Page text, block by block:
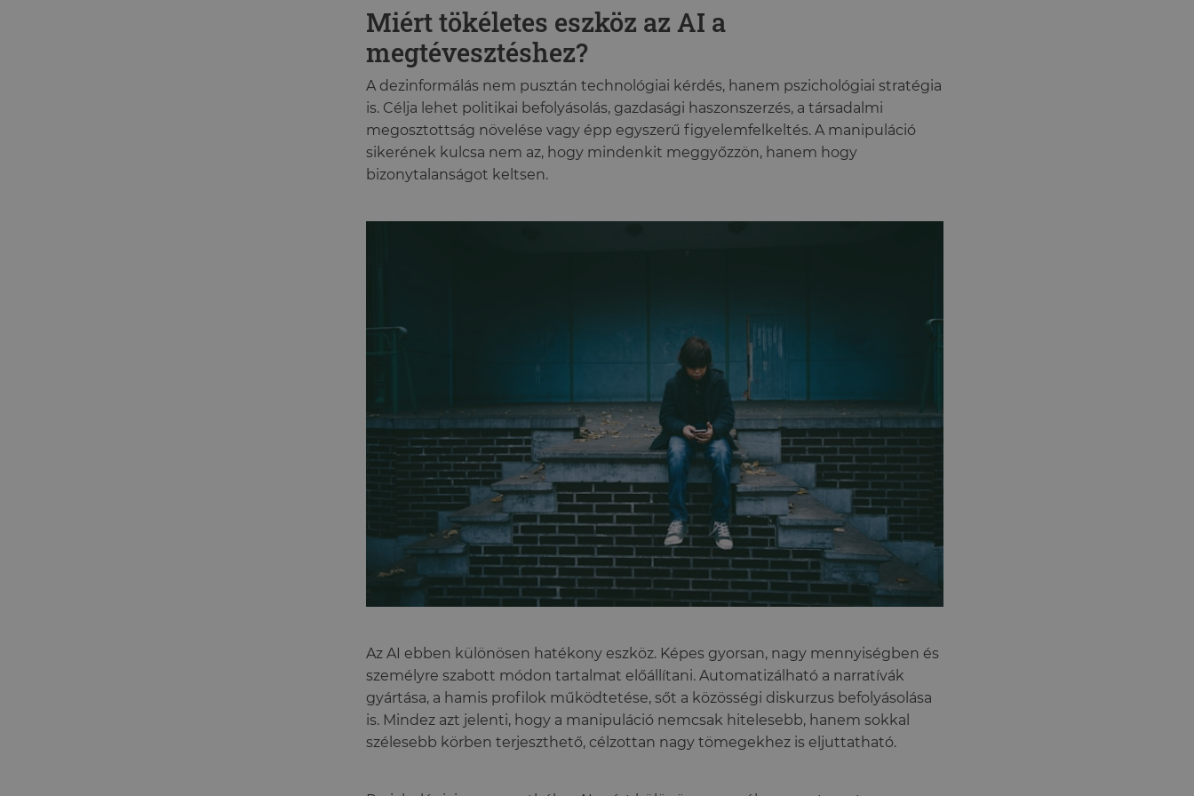
Miért tökéletes eszköz az AI a
megtévesztéshez?
A dezinformálás nem pusztán technológiai kérdés, hanem pszichológiai stratégia
is. Célja lehet politikai befolyásolás, gazdasági haszonszerzés, a társadalmi
megosztottság növelése vagy épp egyszerű figyelemfelkeltés. A manipuláció
sikerének kulcsa nem az, hogy mindenkit meggyőzzön, hanem hogy
bizonytalanságot keltsen.
Az AI ebben különösen hatékony eszköz. Képes gyorsan, nagy mennyiségben és
személyre szabott módon tartalmat előállítani. Automatizálható a narratívák
gyártása, a hamis profilok működtetése, sőt a közösségi diskurzus befolyásolása
is. Mindez azt jelenti, hogy a manipuláció nemcsak hitelesebb, hanem sokkal
szélesebb körben terjeszthető, célzottan nagy tömegekhez is eljuttatható.